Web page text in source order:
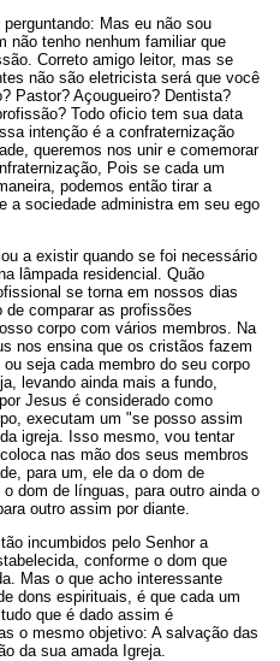
Mas eu não sou
não tenho nenhum familiar que
Correto amigo leitor, mas se
não são eletricista será que você
Pastor? Açougueiro? Dentista?
Todo oficio tem sua data
intenção é a confraternização
queremos nos unir e comemorar
Pois se cada um
podemos então tirar a
a sociedade administra em seu ego
a existir quando se foi necessário
lâmpada residencial. Quão
se torna em nossos dias
comparar as profissões
corpo com vários membros. Na
nos ensina que os cristãos fazem
seja cada membro do seu corpo
levando ainda mais a fundo,
Jesus é considerado como
executam um "se posso assim
igreja. Isso mesmo, vou tentar
nas mão dos seus membros
para um, ele da o dom de
dom de línguas, para outro ainda o
outro assim por diante.
incumbidos pelo Senhor a
conforme o dom que
Mas o que acho interessante
dons espirituais, é que cada um
que é dado assim é
o mesmo objetivo: A salvação das
da sua amada Igreja.